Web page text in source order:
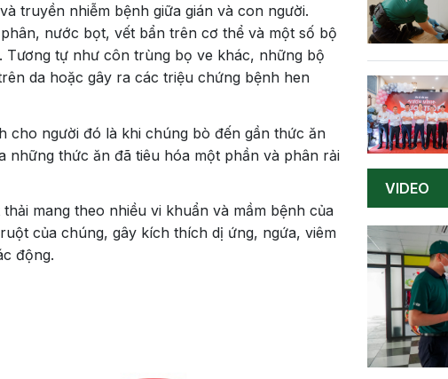
truyền nhiễm bệnh giữa gián và con người.
nước bọt, vết bẩn trên cơ thể và một số bộ
tự như côn trùng bọ ve khác, những bộ
da hoặc gây ra các triệu chứng bệnh hen
cho người đó là khi chúng bò đến gần thức ăn
những thức ăn đã tiêu hóa một phần và phân rải
mang theo nhiều vi khuẩn và mầm bệnh của
của chúng, gây kích thích dị ứng, ngứa, viêm
động.
VIDEO